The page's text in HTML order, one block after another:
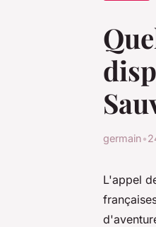
germain•
L'appel